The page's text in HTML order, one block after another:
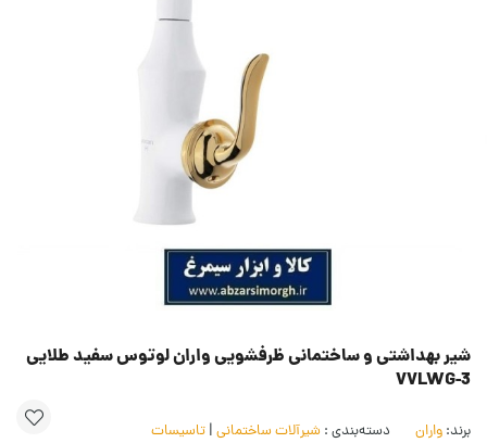
شیر بهداشتی و ساختمانی ظرفشویی واران لوتوس سفید طلایی
VVLWG-3
برند: واران دسته‌بندی : شیرآلات ساختمانی | تاسیسات